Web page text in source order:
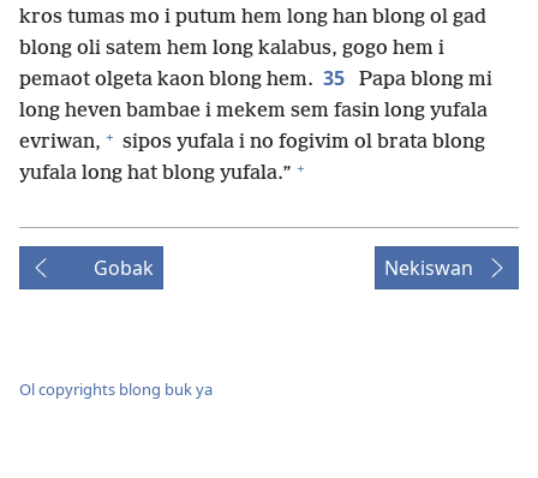
kros tumas mo i putum hem long han blong ol gad
blong oli satem hem long kalabus, gogo hem i
pemaot olgeta kaon blong hem. 35
Papa blong mi
long heven bambae i mekem sem fasin long yufala
evriwan, + sipos yufala i no fogivim ol brata blong
yufala long hat blong yufala.” +
Gobak Nekiswan
Ol copyrights blong buk ya